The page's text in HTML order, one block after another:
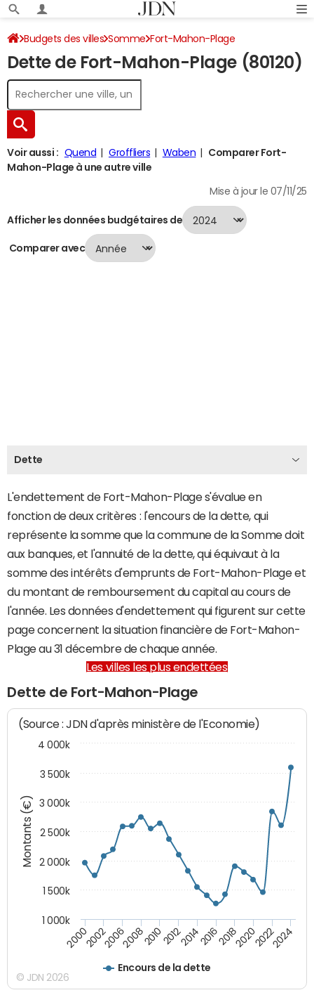
Budgets des villes Somme Fort-Mahon-Plage
Dette au 31/12/2024
Dette de Fort-Mahon-Plage (80120)
Voir aussi : Quend Groffliers Waben
Comparer Fort-
Mahon-Plage à une autre ville
Mise à jour le 07/11/25
Afficher les données budgétaires de
Comparer avec
Dette
L'endettement de Fort-Mahon-Plage s'évalue en
fonction de deux critères : l'encours de la dette, qui
représente la somme que la commune de la Somme doit
aux banques, et l'annuité de la dette, qui équivaut à la
somme des intérêts d'emprunts de Fort-Mahon-Plage et
du montant de remboursement du capital au cours de
l'année. Les données d'endettement qui figurent sur cette
page concernent la situation financière de Fort-Mahon-
Plage au 31 décembre de chaque année.
Les villes les plus endettées
Dette de Fort-Mahon-Plage
Montants (€)
(Source : JDN d'après ministère de l'Economie)
Encours de la dette
200020022006200820102012201420162018202020222024
1 000k
1 500k
2 000k
2 500k
3 000k
3 500k
4 000k
© JDN 2026